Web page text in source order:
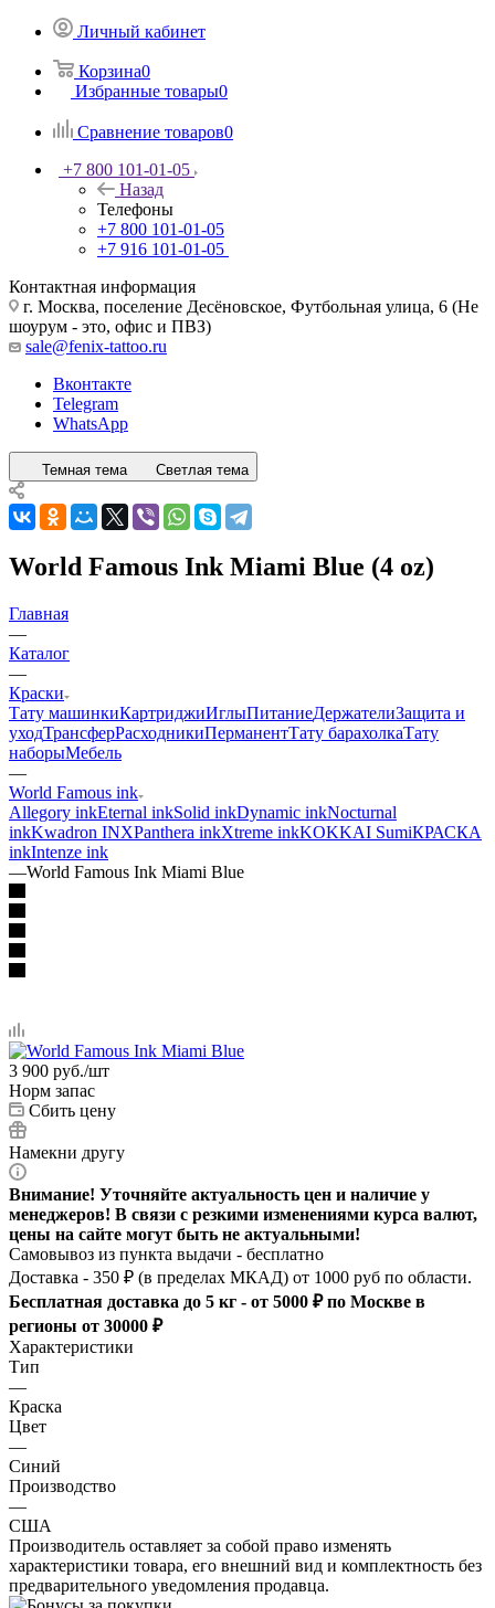
Личный кабинет
Корзина0
Избранные товары0
Сравнение товаров0
+7 800 101-01-05
Назад
Телефоны
+7 800 101-01-05
+7 916 101-01-05
Контактная информация
г. Москва, поселение Десёновское, Футбольная улица, 6 (Не
шоурум - это, офис и ПВЗ)
sale@fenix-tattoo.ru
Вконтакте
Telegram
WhatsApp
Темная тема Светлая тема
World Famous Ink Miami Blue (4 oz)
Главная
—
Каталог
—
Краски
Тату машинкиКартриджиИглыПитаниеДержателиЗащита и
уходТрансферРасходникиПерманентТату барахолкаТату
наборыМебель
—
World Famous ink
Allegory inkEternal inkSolid inkDynamic inkNocturnal
inkKwadron INXPanthera inkXtreme inkKOKKAI SumiКРАСКА
inkIntenze ink
—World Famous Ink Miami Blue
3 900 руб./шт
Норм запас
Сбить цену
Намекни другу
Внимание! Уточняйте актуальность цен и наличие у
менеджеров! В связи с резкими изменениями курса валют,
цены на сайте могут быть не актуальными!
Самовывоз из пункта выдачи - бесплатно
Доставка - 350 ₽ (в пределах МКАД) от 1000 руб по области.
Бесплатная доставка до 5 кг - от 5000 ₽ по Москве в
регионы от 30000 ₽
Характеристики
Тип
—
Краска
Цвет
—
Синий
Производство
—
США
Производитель оставляет за собой право изменять
характеристики товара, его внешний вид и комплектность без
предварительного уведомления продавца.